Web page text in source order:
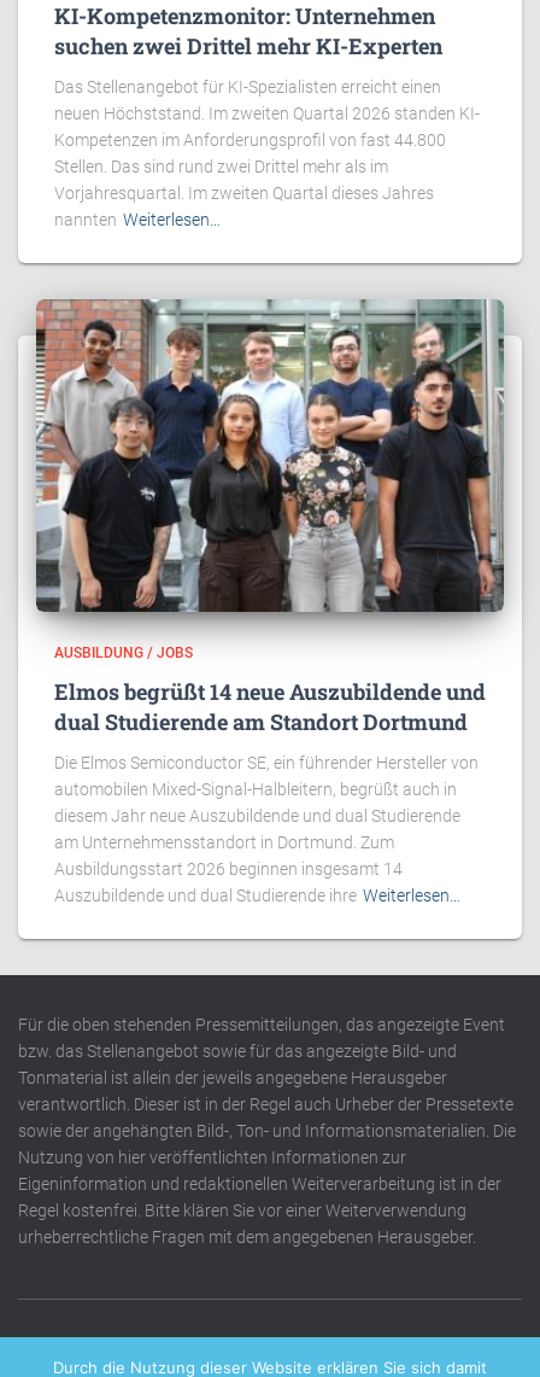
KI-Kompetenzmonitor: Unternehmen
suchen zwei Drittel mehr KI-Experten
Das Stellenangebot für KI-Spezialisten erreicht einen
neuen Höchststand. Im zweiten Quartal 2026 standen KI-
Kompetenzen im Anforderungsprofil von fast 44.800
Stellen. Das sind rund zwei Drittel mehr als im
Vorjahresquartal. Im zweiten Quartal dieses Jahres
nannten Weiterlesen…
AUSBILDUNG / JOBS
Elmos begrüßt 14 neue Auszubildende und
dual Studierende am Standort Dortmund
Die Elmos Semiconductor SE, ein führender Hersteller von
automobilen Mixed-Signal-Halbleitern, begrüßt auch in
diesem Jahr neue Auszubildende und dual Studierende
am Unternehmensstandort in Dortmund. Zum
Ausbildungsstart 2026 beginnen insgesamt 14
Auszubildende und dual Studierende ihre Weiterlesen…
Für die oben stehenden Pressemitteilungen, das angezeigte Event
bzw. das Stellenangebot sowie für das angezeigte Bild- und
Tonmaterial ist allein der jeweils angegebene Herausgeber
verantwortlich. Dieser ist in der Regel auch Urheber der Pressetexte
sowie der angehängten Bild-, Ton- und Informationsmaterialien. Die
Nutzung von hier veröffentlichten Informationen zur
Eigeninformation und redaktionellen Weiterverarbeitung ist in der
Regel kostenfrei. Bitte klären Sie vor einer Weiterverwendung
urheberrechtliche Fragen mit dem angegebenen Herausgeber.
Durch die Nutzung dieser Website erklären Sie sich damit